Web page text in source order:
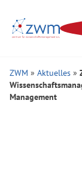
ZWM » Aktuelles »
Management